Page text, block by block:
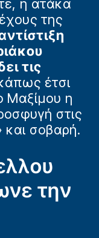
η ατάκα
της
τις
έτσι
Μαξίμου η
στις
και σοβαρή.
την